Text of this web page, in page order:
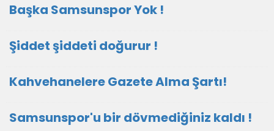
Başka Samsunspor Yok !
Şiddet şiddeti doğurur !
Kahvehanelere Gazete Alma Şartı!
Samsunspor'u bir dövmediğiniz kaldı !